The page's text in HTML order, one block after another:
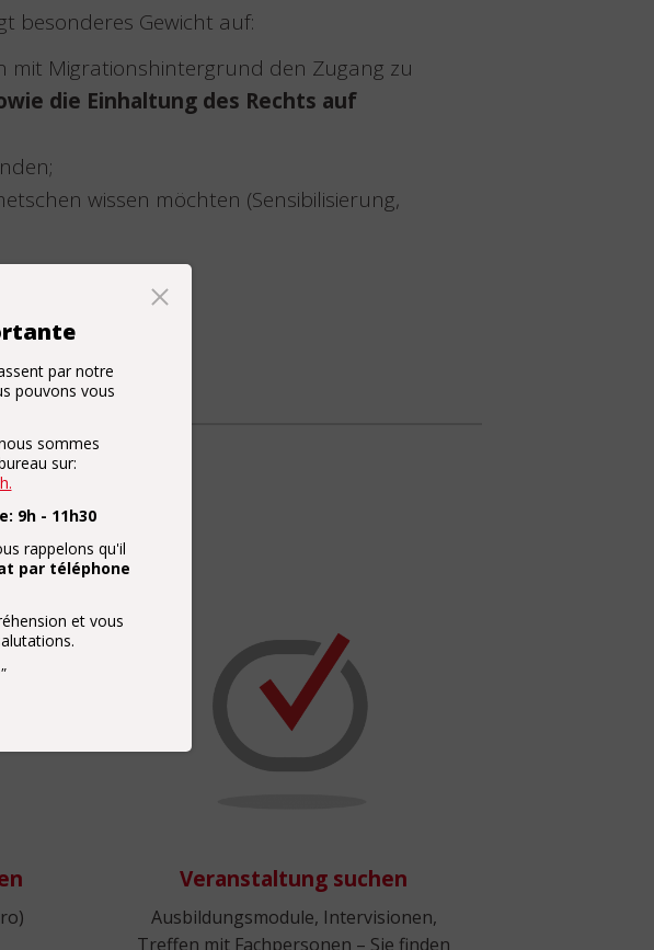
par notre
pouvons vous
sommes
sur:
9h - 11h30
rappelons qu'il
par téléphone
et vous
besonderes Gewicht auf:
mit Migrationshintergrund den Zugang zu
die Einhaltung des Rechts auf
wissen möchten (Sensibilisierung,
Veranstaltung suchen
Ausbildungsmodule, Intervisionen,
Treffen mit Fachpersonen – Sie finden